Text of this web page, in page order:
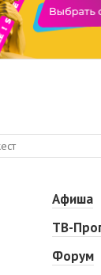
Афиша
ТВ-
Форум